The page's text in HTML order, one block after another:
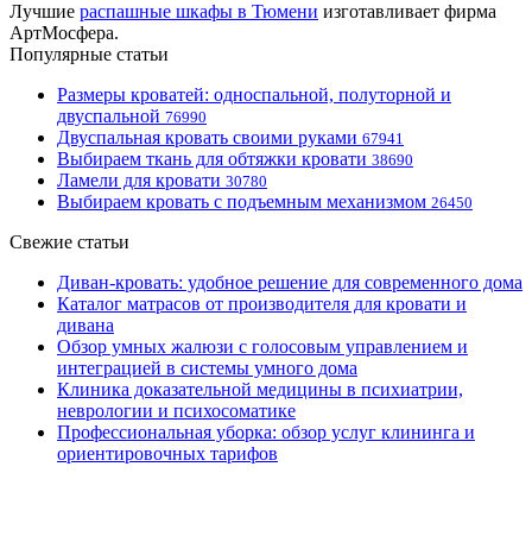
Лучшие распашные шкафы в Тюмени изготавливает фирма
АртМосфера.
Популярные статьи
Размеры кроватей: односпальной, полуторной и
двуспальной 76990
Двуспальная кровать своими руками 67941
Выбираем ткань для обтяжки кровати 38690
Ламели для кровати 30780
Выбираем кровать с подъемным механизмом 26450
Свежие статьи
Диван-кровать: удобное решение для современного дома
Каталог матрасов от производителя для кровати и
дивана
Обзор умных жалюзи с голосовым управлением и
интеграцией в системы умного дома
Клиника доказательной медицины в психиатрии,
неврологии и психосоматике
Профессиональная уборка: обзор услуг клининга и
ориентировочных тарифов